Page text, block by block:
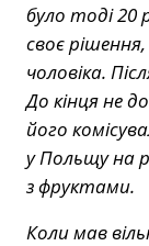
було тоді 20
своє
чоловіка.
До кінця не
його
у Польщу на
з фруктами.
Коли мав